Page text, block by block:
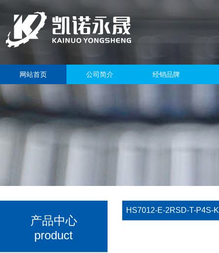
网站首页 公司简介 经销品牌
产品中心
product
HS7012-E-2RSD-T-P4S-